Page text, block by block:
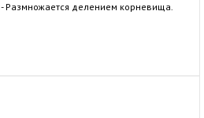
- Размножается делением корневища.